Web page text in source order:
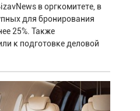
в оргкомитете, в
для бронирования
25%. Также
к подготовке деловой